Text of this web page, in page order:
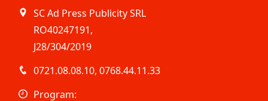
SC Ad Press Publicity SRL
RO40247191,
J28/304/2019
0721.08.08.10, 0768.44.11.33
Program: